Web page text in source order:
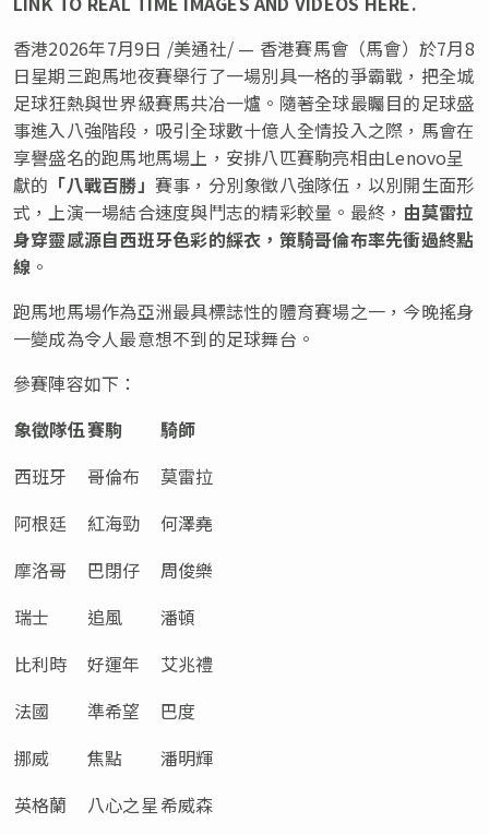
香港2026年7月9日 /美通社/ — 香港賽馬會（馬會）於7月8
日星期三跑馬地夜賽舉行了一場別具一格的爭霸戰，把全城
足球狂熱與世界級賽馬共冶一爐。隨著全球最矚目的足球盛
事進入八強階段，吸引全球數十億人全情投入之際，馬會在
享譽盛名的跑馬地馬場上，安排八匹賽駒亮相由Lenovo呈
獻的 「八戰百勝」 賽事，分別象徵八強隊伍，以別開生面形
式，上演一場結合速度與鬥志的精彩較量。最終， 由莫雷拉
身穿靈感源自西班牙色彩的綵衣，策騎哥倫布率先衝過終點
線 。
跑馬地馬場作為亞洲最具標誌性的體育賽場之一，今晚搖身
一變成為令人最意想不到的足球舞台。
參賽陣容如下：
象徵隊伍賽駒
騎師
西班牙
哥倫布
莫雷拉
阿根廷
紅海勁
何澤堯
摩洛哥
巴閉仔
周俊樂
瑞士
追風
潘頓
比利時
好運年
艾兆禮
法國
準希望
巴度
挪威
焦點
潘明輝
英格蘭
八心之星希威森